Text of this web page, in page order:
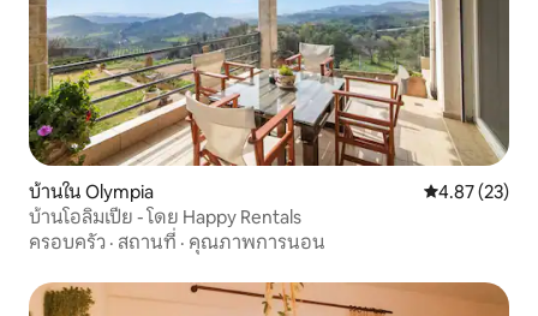
บ้านใน Olympia คะแนนเฉลี่ย
4.87 (23)
บ้านโอลิมเปีย - โดย Happy Rentals
ครอบครัว · สถานที่ · คุณภาพการนอน